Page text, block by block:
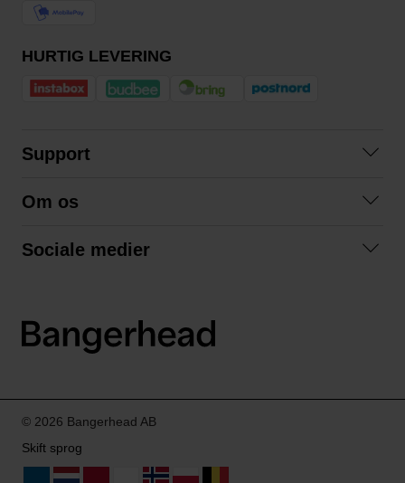
HURTIG LEVERING
Support
Betingelser
Om os
Sociale medier
LinkedIn
© 2026 Bangerhead AB
Skift sprog